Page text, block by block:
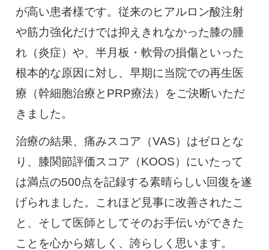
が高い患者様です。従来のヒアルロン酸注射
や筋力強化だけでは抑えきれなかった膝の腫
れ（炎症）や、半月板・軟骨の損傷といった
根本的な原因に対し、早期に当院での再生医
療（幹細胞治療とPRP療法）をご決断いただ
きました。
治療の結果、痛みスコア（VAS）はゼロとな
り、膝関節評価スコア（KOOS）にいたって
は満点の500点を記録する素晴らしい回復を遂
げられました。これほど見事に改善されたこ
と、そして医師としてそのお手伝いができた
ことを心から嬉しく、誇らしく思います。